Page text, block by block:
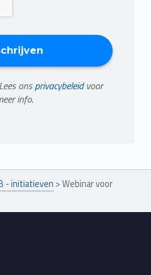
onsprivacybeleidvoor
info.
- initiatieven >Webinar voor